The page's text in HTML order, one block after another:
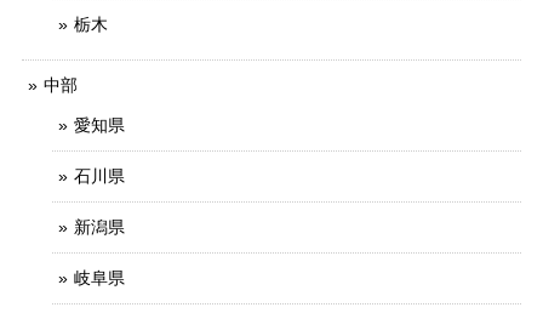
栃木
中部
愛知県
石川県
新潟県
岐阜県